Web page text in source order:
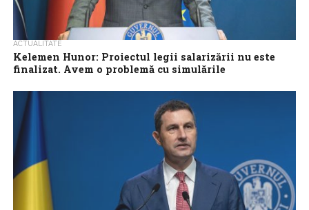
ACTUALITATE
Kelemen Hunor: Proiectul legii salarizării nu este
finalizat. Avem o problemă cu simulările
proiectul legii salarizării încă nu a fost finalizat, fiind, în opinia sa,
o ‘problemă...